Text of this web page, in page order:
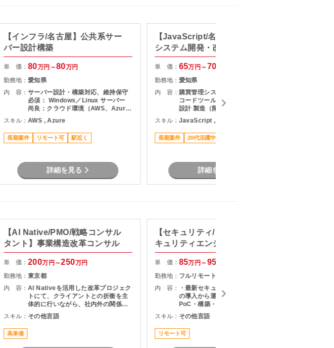
【インフラ/名古屋】公共系サー
バー設計構築
単 価：80万円～80万円
勤務地：愛知県
内 容：サーバー設計・構築対応、維持保守
必須： Windows／Linux サーバー
尚良：クラウド環境（AWS、Azure
等）
スキル：AWS , Azure
長期案件 リモート可 駅近く
詳細を見る
【JavaScript/名古屋】購買管理
システム開発・改修支援
単 価： 65万円～70
勤務地： 愛知県
内 容： 購買管理システムの開発・改修 ロー
コードツールを用いた開発業務 詳細
設計 製造（開発） テスト対応
スキル： JavaScript , ノーコード/ローコード
長期案件 20代活躍中
詳細を見る
【AI Native/PMO/戦略コンサル
タント】事業構造改革コンサル
単 価：200万円～250万円
勤務地：東京都
内 容：AI Nativeを活用した改革プロジェク
トにて、クライアントとの折衝を主
体的に行いながら、社内外の関係者
をリードし、論点設計・課題構造化
を通じてタスクや意思決定を推進い
スキル： その他言語
高単価
【セキュリティ/リモート可】セ
キュリティエンジニア募集
単 価： 85万円～95
勤務地： フルリモート
内 容：
・最新セキュリティソリューション
の導入から運用までの幅広い業務 ・
PoC・構築・展開のリード ・既存シ
ステムの改善施策の企画・推進 ・メ
ンバー管理
スキル： その他言語
リモート可